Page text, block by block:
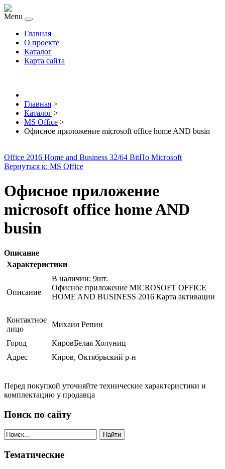
Menu
Главная
О проекте
Каталог
Карта сайта
Главная >
Каталог >
MS Office >
Офисное приложение microsoft office home AND busin
Office 2016 Home and Business 32/64 BitПо Microsoft
Вернуться к: MS Office
Офисное приложение
microsoft office home AND
busin
Описание
Характеристики
Описание
В наличии: 9шт.
Офисное приложение MICROSOFT OFFICE
HOME AND BUSINESS 2016 Карта активации
Контактное
лицо
Михаил Репин
Город
КировБелая Холуниц
Адрес
Киров, Октябрьский р-н
Перед покупкой уточняйте технические характеристики и
комплектацию у продавца
Поиск по сайту
Найти
Тематические